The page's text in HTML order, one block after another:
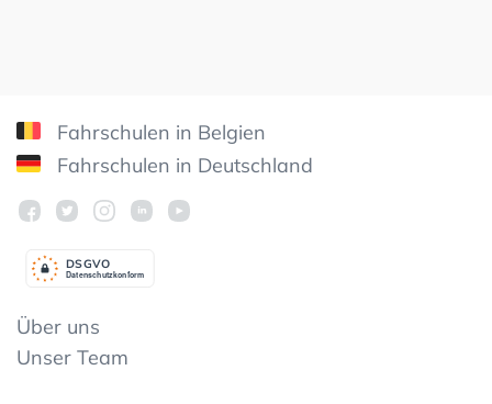
Fahrschulen in Belgien
Fahrschulen in Deutschland
Datenschutzkonform
DSGVO
Über uns
Unser Team